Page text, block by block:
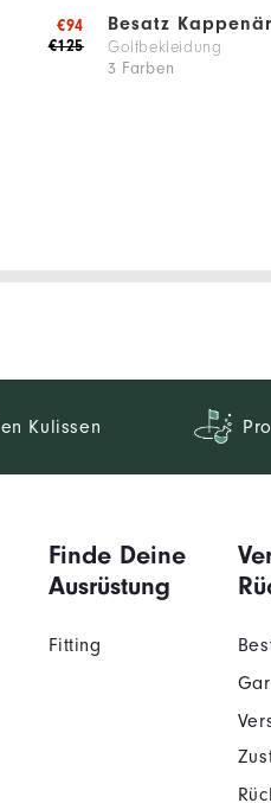
€125
€94 Besatz
Golfbekleidung
3 Farben
Kulissen
Finde Deine
Ausrüstung
Fitting